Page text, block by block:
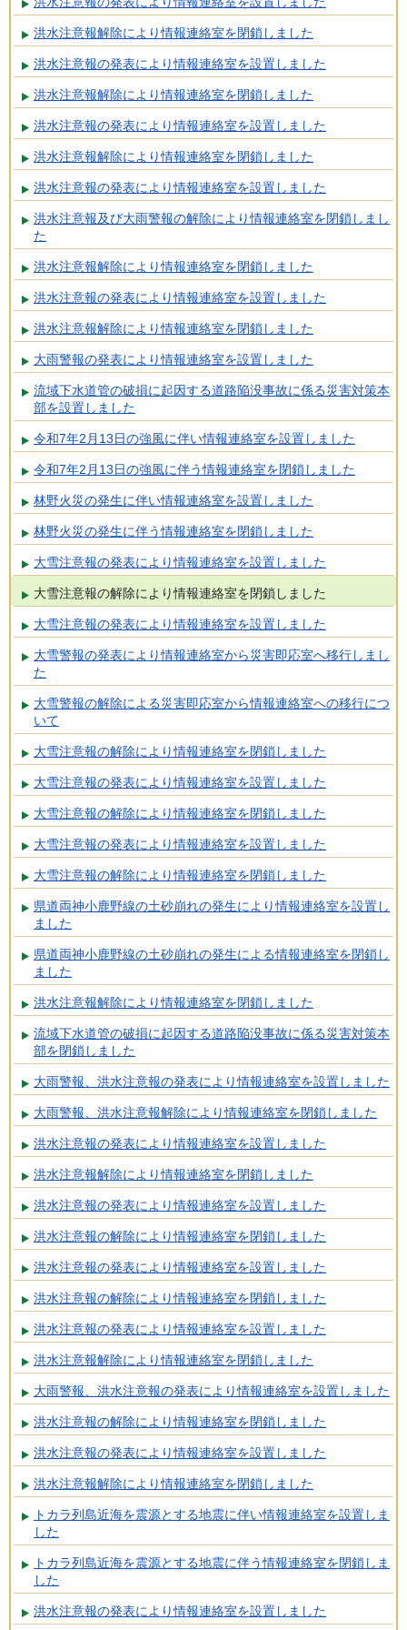
洪水注意報解除により情報連絡室を閉鎖しました
洪水注意報の発表により情報連絡室を設置しました
洪水注意報解除により情報連絡室を閉鎖しました
洪水注意報の発表により情報連絡室を設置しました
洪水注意報解除により情報連絡室を閉鎖しました
洪水注意報の発表により情報連絡室を設置しました
洪水注意報及び大雨警報の解除により情報連絡室を閉鎖しまし
た
洪水注意報解除により情報連絡室を閉鎖しました
洪水注意報の発表により情報連絡室を設置しました
洪水注意報解除により情報連絡室を閉鎖しました
大雨警報の発表により情報連絡室を設置しました
流域下水道管の破損に起因する道路陥没事故に係る災害対策本
部を設置しました
令和7年2月13日の強風に伴い情報連絡室を設置しました
令和7年2月13日の強風に伴う情報連絡室を閉鎖しました
林野火災の発生に伴い情報連絡室を設置しました
林野火災の発生に伴う情報連絡室を閉鎖しました
大雪注意報の発表により情報連絡室を設置しました
大雪注意報の解除により情報連絡室を閉鎖しました
大雪注意報の発表により情報連絡室を設置しました
大雪警報の発表により情報連絡室から災害即応室へ移行しまし
た
大雪警報の解除による災害即応室から情報連絡室への移行につ
いて
大雪注意報の解除により情報連絡室を閉鎖しました
大雪注意報の発表により情報連絡室を設置しました
大雪注意報の解除により情報連絡室を閉鎖しました
大雪注意報の発表により情報連絡室を設置しました
大雪注意報の解除により情報連絡室を閉鎖しました
県道両神小鹿野線の土砂崩れの発生により情報連絡室を設置し
ました
県道両神小鹿野線の土砂崩れの発生による情報連絡室を閉鎖し
ました
洪水注意報解除により情報連絡室を閉鎖しました
流域下水道管の破損に起因する道路陥没事故に係る災害対策本
部を閉鎖しました
大雨警報、洪水注意報の発表により情報連絡室を設置しました
大雨警報、洪水注意報解除により情報連絡室を閉鎖しました
洪水注意報の発表により情報連絡室を設置しました
洪水注意報解除により情報連絡室を閉鎖しました
洪水注意報の発表により情報連絡室を設置しました
洪水注意報の解除により情報連絡室を閉鎖しました
洪水注意報の発表により情報連絡室を設置しました
洪水注意報の解除により情報連絡室を閉鎖しました
洪水注意報の発表により情報連絡室を設置しました
洪水注意報解除により情報連絡室を閉鎖しました
大雨警報、洪水注意報の発表により情報連絡室を設置しました
洪水注意報の解除により情報連絡室を閉鎖しました
洪水注意報の発表により情報連絡室を設置しました
洪水注意報解除により情報連絡室を閉鎖しました
トカラ列島近海を震源とする地震に伴い情報連絡室を設置しま
した
トカラ列島近海を震源とする地震に伴う情報連絡室を閉鎖しま
した
洪水注意報の発表により情報連絡室を設置しました